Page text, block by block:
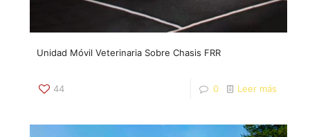
Unidad Móvil Veterinaria Sobre Chasis FRR
44 0 Leer más